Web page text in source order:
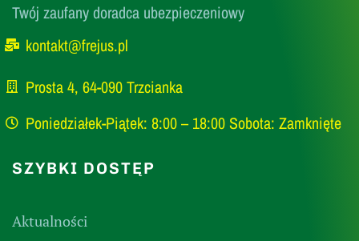
Twój zaufany doradca ubezpieczeniowy
kontakt@frejus.pl
Prosta 4, 64-090 Trzcianka
Poniedziałek-Piątek: 8:00 – 18:00 Sobota: Zamknięte
SZYBKI DOSTĘP
Aktualności